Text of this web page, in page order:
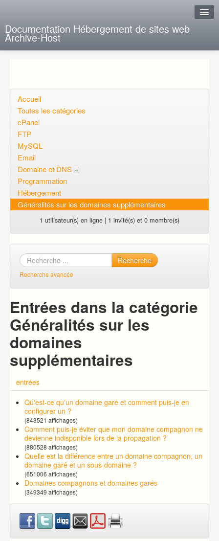
Documentation Hébergement de sites web
Archive-Host
Questions ouvertes
Voulez-vous vous inscrire?
Connexion
Accueil
Toutes les catégories
cPanel
FTP
MySQL
Email
Domaine et DNS
Programmation
Hébergement
Généralités sur les domaines supplémentaires
1 utilisateur(s) en ligne | 1 invité(s) et 0 membre(s)
Recherche
Recherche avancée
Entrées dans la catégorie
Généralités sur les
domaines
supplémentaires
entrées
Qu'est-ce qu'un domaine garé et comment puis-je en
configurer un ?
(843521 affichages)
Comment puis-je éviter que mon domaine compagnon ne
devienne indisponible lors de la propagation ?
(880528 affichages)
Quelle est la différence entre un domaine compagnon, un
domaine garé et un sous-domaine ?
(651006 affichages)
Domaines compagnons et domaines garés
(349349 affichages)